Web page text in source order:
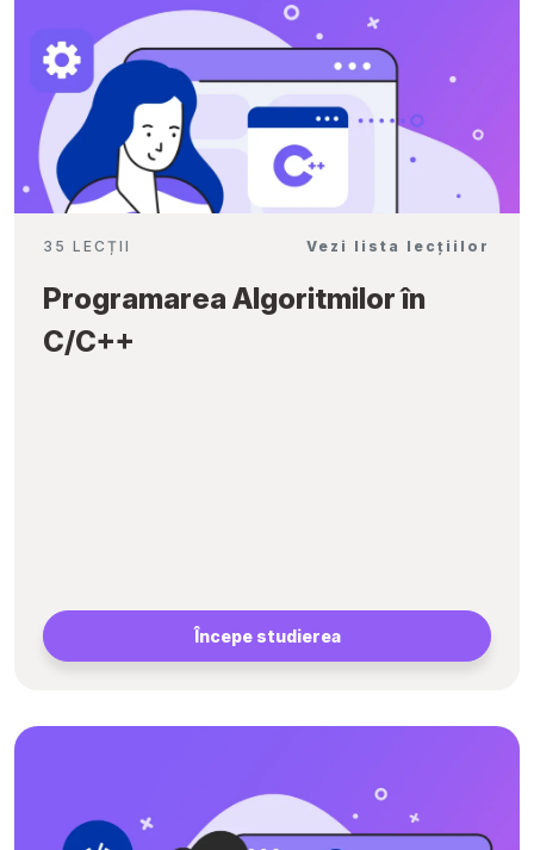
35 LECȚII Vezi lista lecțiilor
Programarea Algoritmilor în
C/C++
Începe studierea